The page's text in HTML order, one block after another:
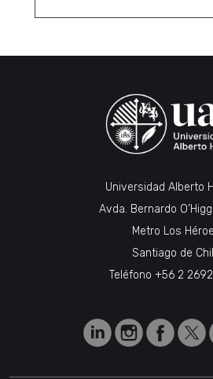
Universidad Alberto
Avda. Bernardo
Metro Los
Santiago de
Teléfono +56 2